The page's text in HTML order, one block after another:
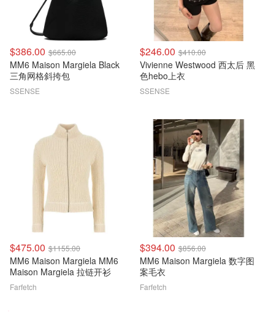
$386.00 $665.00
MM6 Maison Margiela Black
三角网格斜挎包
SSENSE
$246.00 $410.00
Vivienne Westwood 西太后 黑
色hebo上衣
SSENSE
$475.00 $1155.00
MM6 Maison Margiela MM6
Maison Margiela 拉链开衫
Farfetch
$394.00 $856.00
MM6 Maison Margiela 数字图
案毛衣
Farfetch